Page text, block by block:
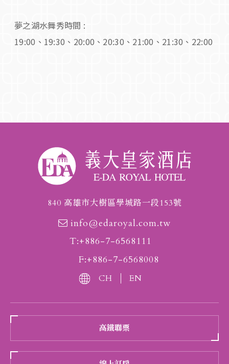
夢之湖水舞秀時間 :
19:00、19:30、20:00、20:30、21:00、21:30、22:00
840 高雄市大樹區學城路一段153號
info@edaroyal.com.tw
T:+886-7-6568111
F:+886-7-6568008
CH EN
高鐵聯票